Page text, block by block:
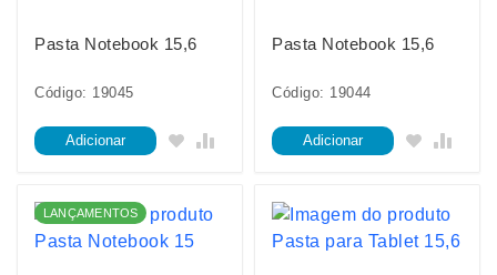
Pasta Notebook 15,6
Código: 19045
Adicionar
Pasta Notebook 15,6
Código: 19044
Adicionar
LANÇAMENTOS